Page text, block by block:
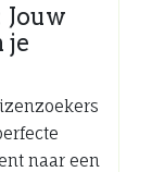
je
naar een